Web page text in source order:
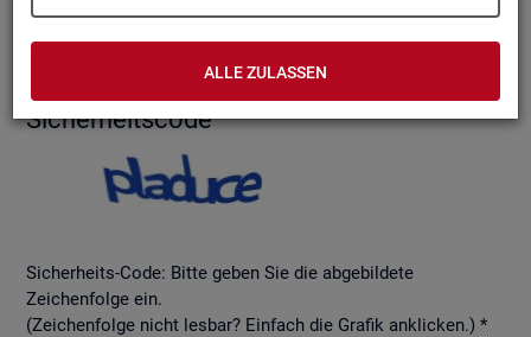
ALLE ZULASSEN
Si­cher­heits­code
Sicherheits-Code: Bitte geben Sie die abgebildete
Zeichenfolge ein.
(Zeichenfolge nicht lesbar? Einfach die Grafik anklicken.) *